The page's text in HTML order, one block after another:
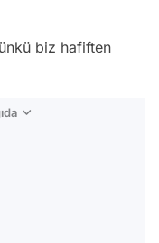
biz hafiften